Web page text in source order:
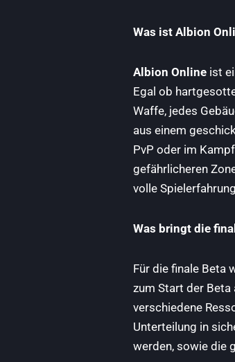
Was ist Albion
Albion Online ist
Egal ob
Waffe, jedes
aus einem
PvP oder im
gefährlicheren
volle
Was bringt die
Für die finale Beta
zum Start der Beta
verschiedene
Unterteilung in
werden, sowie die